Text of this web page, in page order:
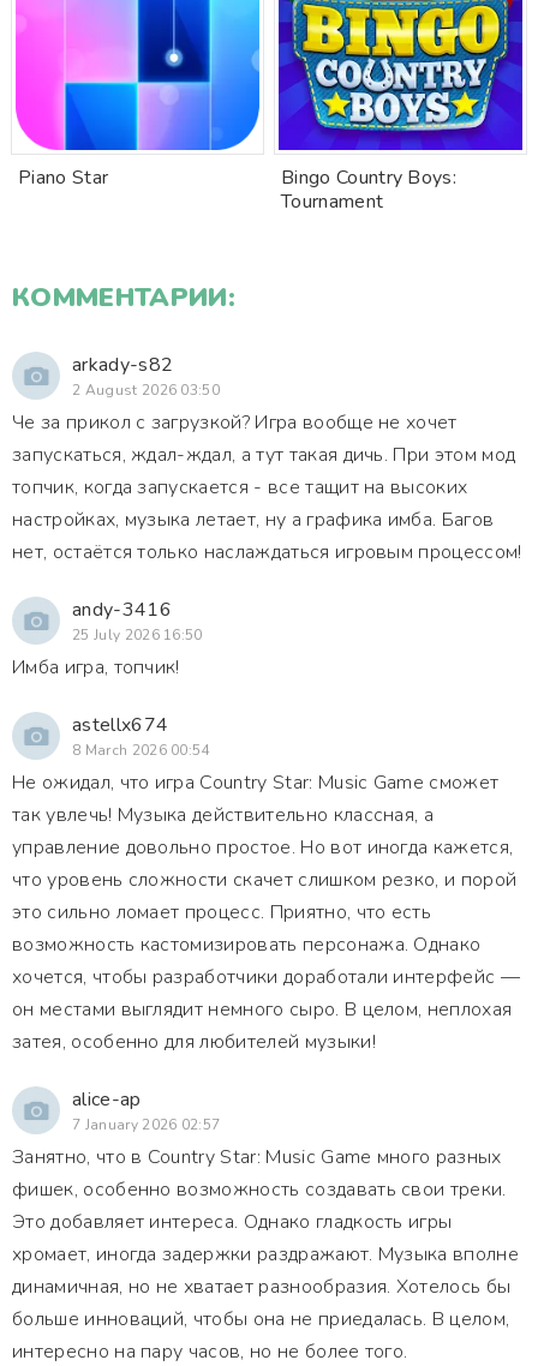
Piano Star
Bingo Country Boys:
Tournament
КОММЕНТАРИИ:
arkady-s82
2 August 2026 03:50
Че за прикол с загрузкой? Игра вообще не хочет
запускаться, ждал-ждал, а тут такая дичь. При этом мод
топчик, когда запускается - все тащит на высоких
настройках, музыка летает, ну а графика имба. Багов
нет, остаётся только наслаждаться игровым процессом!
andy-3416
25 July 2026 16:50
Имба игра, топчик!
astellx674
8 March 2026 00:54
Не ожидал, что игра Country Star: Music Game сможет
так увлечь! Музыка действительно классная, а
управление довольно простое. Но вот иногда кажется,
что уровень сложности скачет слишком резко, и порой
это сильно ломает процесс. Приятно, что есть
возможность кастомизировать персонажа. Однако
хочется, чтобы разработчики доработали интерфейс —
он местами выглядит немного сыро. В целом, неплохая
затея, особенно для любителей музыки!
alice-ap
7 January 2026 02:57
Занятно, что в Country Star: Music Game много разных
фишек, особенно возможность создавать свои треки.
Это добавляет интереса. Однако гладкость игры
хромает, иногда задержки раздражают. Музыка вполне
динамичная, но не хватает разнообразия. Хотелось бы
больше инноваций, чтобы она не приедалась. В целом,
интересно на пару часов, но не более того.